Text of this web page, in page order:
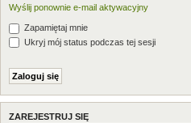
Wyślij ponownie e-mail aktywacyjny
Zapamiętaj mnie
Ukryj mój status podczas tej sesji
ZAREJESTRUJ SIĘ